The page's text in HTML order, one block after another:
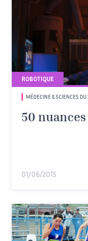
ROBOTIQUE
MÉDECINE & SCIENCES DU
50
01/06/2015